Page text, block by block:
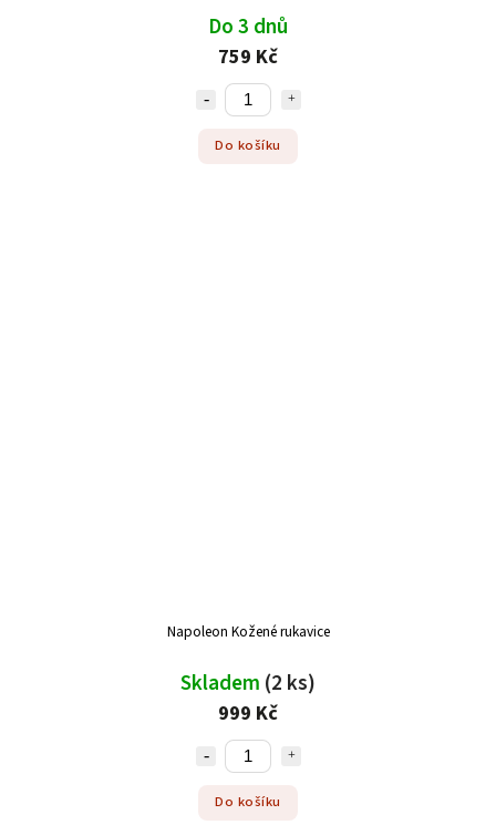
Do 3 dnů
759 Kč
Do košíku
Napoleon Kožené rukavice
Skladem (2 ks)
999 Kč
Do košíku